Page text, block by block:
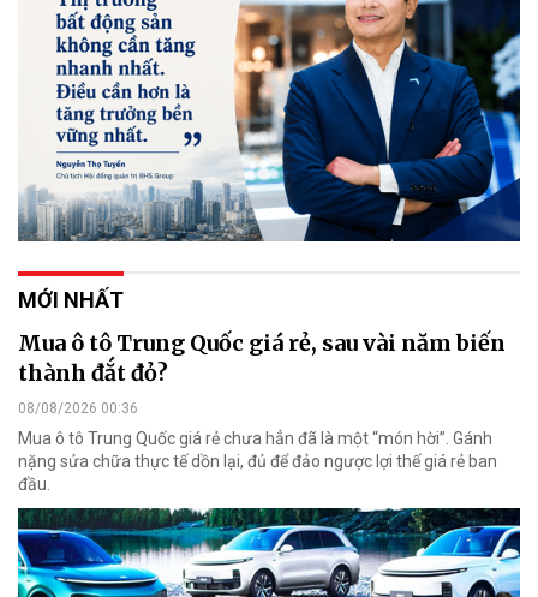
MỚI NHẤT
Mua ô tô Trung Quốc giá rẻ, sau vài năm biến
thành đắt đỏ?
08/08/2026 00:36
Mua ô tô Trung Quốc giá rẻ chưa hẳn đã là một “món hời”. Gánh
nặng sửa chữa thực tế dồn lại, đủ để đảo ngược lợi thế giá rẻ ban
đầu.